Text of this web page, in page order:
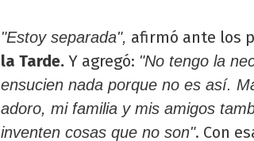
"Estoy separada", afirmó ante los
la Tarde. Y agregó: "No tengo la
ensucien nada porque no es así.
adoro, mi familia y mis amigos
inventen cosas que no son". Con